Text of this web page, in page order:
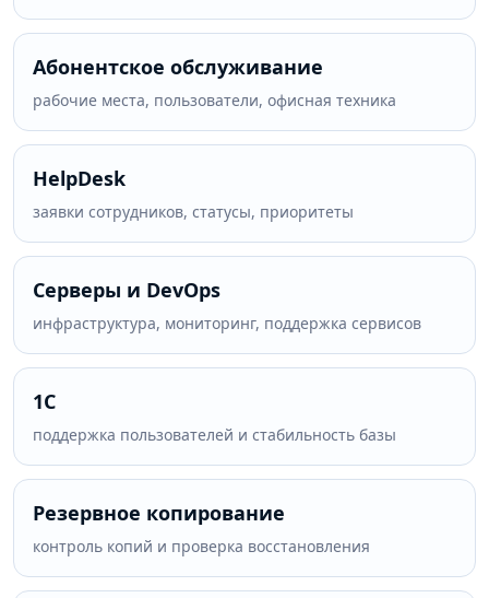
Абонентское обслуживание
рабочие места, пользователи, офисная техника
HelpDesk
заявки сотрудников, статусы, приоритеты
Серверы и DevOps
инфраструктура, мониторинг, поддержка сервисов
1С
поддержка пользователей и стабильность базы
Резервное копирование
контроль копий и проверка восстановления